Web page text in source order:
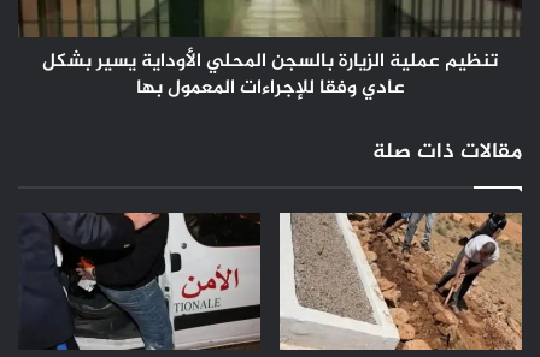
بشكل
عادي
وفقاتنظيم عملية الزيارة بالسجن المحلي الأوداية يسير بشكل
عادي وفقا للإجراءات المعمول بها
مقالات ذات صلة